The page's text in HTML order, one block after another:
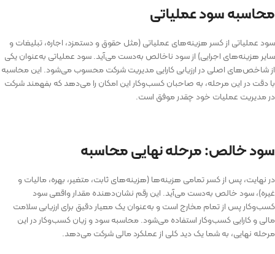
محاسبه سود عملیاتی
سود عملیاتی از کسر هزینه‌های عملیاتی (مثل حقوق و دستمزد، اجاره، تبلیغات و
سایر هزینه‌های اجرایی) از سود ناخالص به‌دست می‌آید. سود عملیاتی به‌عنوان یکی
از شاخص‌های اصلی در ارزیابی کارایی مدیریت شرکت محسوب می‌شود. این محاسبه
با دقت در این مرحله، به صاحبان کسب‌وکار این امکان را می‌دهد که بفهمند شرکت
در مدیریت عملیات خود چقدر موفق است.
سود خالص: مرحله نهایی محاسبه
در نهایت، پس از کسر تمامی هزینه‌ها (هزینه‌های ثابت، متغیر، بهره، مالیات و
غیره)، سود خالص به‌دست می‌آید. این رقم نشان‌دهنده مقدار واقعی سود
کسب‌وکار پس از تمام مخارج است و به‌عنوان یک معیار دقیق برای ارزیابی سلامت
مالی و کارایی کسب‌وکار استفاده می‌شود. محاسبه سود و زیان کسب‌وکار در این
مرحله نهایی، به شما یک دید کلی از عملکرد مالی شرکت می‌دهد.